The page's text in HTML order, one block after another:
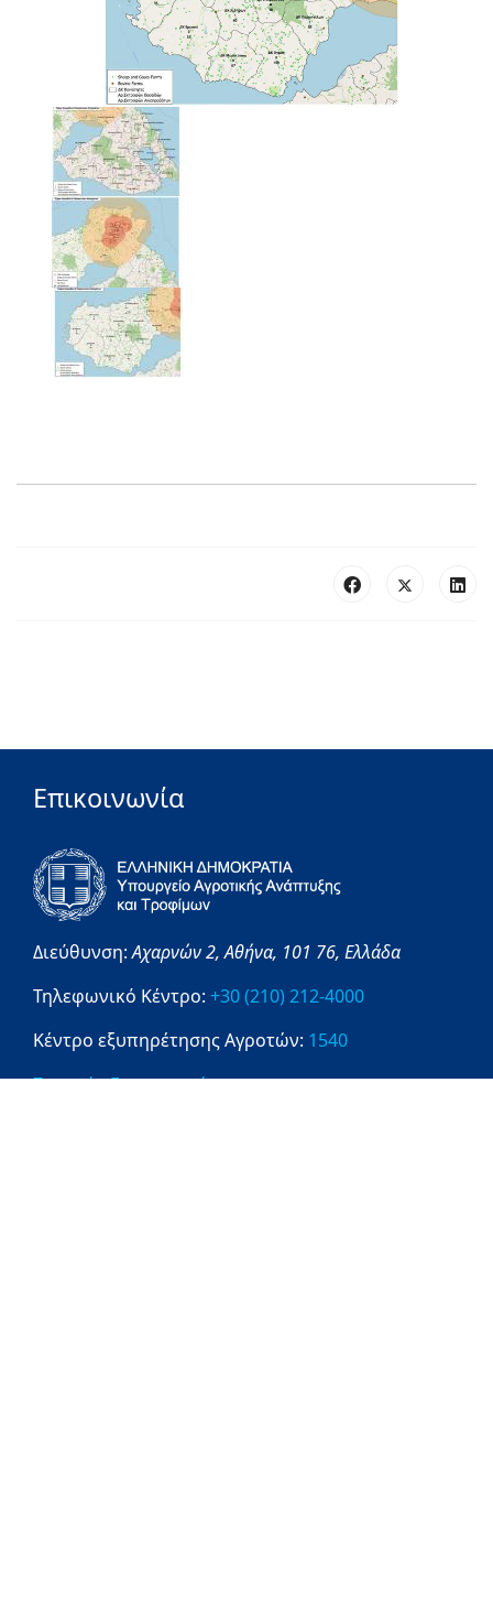
Επικοινωνία
Διεύθυνση:Αχαρνών 2,Αθήνα, 101 76, Ελλάδα
Τηλεφωνικό Κέντρο: +30 (210) 212-4000
Κέντρο εξυπηρέτησης Αγροτών: 1540
Στοιχεία Επικοινωνίας